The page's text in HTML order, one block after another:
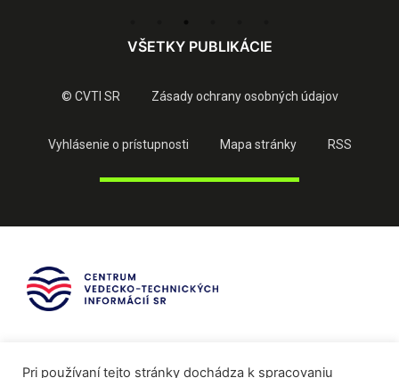
VŠETKY PUBLIKÁCIE
© CVTI SR Zásady ochrany osobných údajov
Vyhlásenie o prístupnosti Mapa stránky RSS
Pri používaní tejto stránky dochádza k spracovaniu